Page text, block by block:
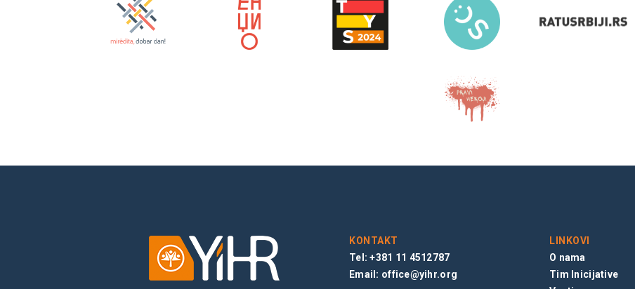
KONTAKT
Tel: +381 11 4512787
Email: office@yihr.org
LINKOVI
O nama
Tim Inicijative